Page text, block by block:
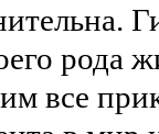
рода
все